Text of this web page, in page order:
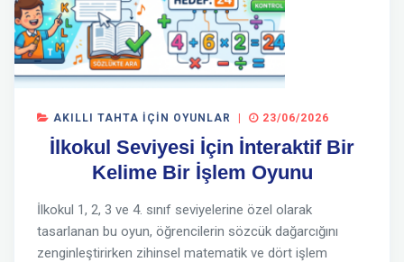
AKILLI TAHTA İÇIN OYUNLAR 23/06/2026
İlkokul Seviyesi İçin İnteraktif Bir
Kelime Bir İşlem Oyunu
İlkokul 1, 2, 3 ve 4. sınıf seviyelerine özel olarak
tasarlanan bu oyun, öğrencilerin sözcük dağarcığını
zenginleştirirken zihinsel matematik ve dört işlem